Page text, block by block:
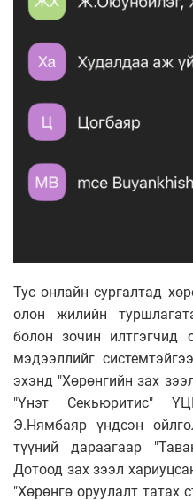
Тус онлайн сургалтад
олон жилийн
болон зочин илтгэгчид
мэдээллийг
эхэнд "Хөрөнгийн зах
"Үнэт Секьюритис"
Э.Нямбаяр үндсэн
түүний дараагаар
Дотоод зах зээл
"Хөрөнгө оруулалт татах